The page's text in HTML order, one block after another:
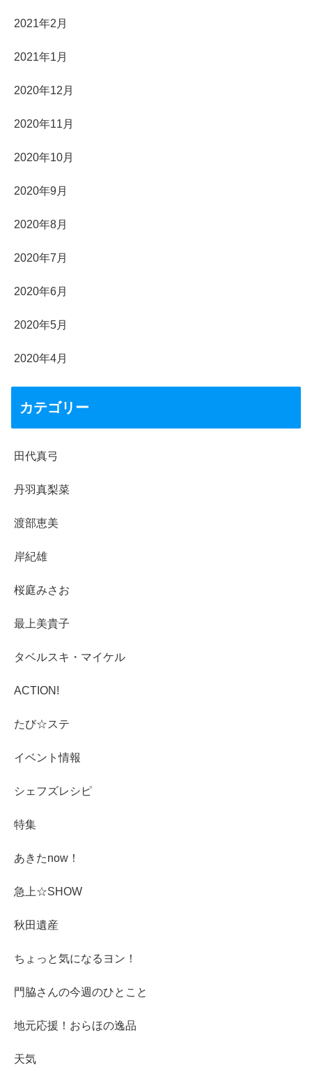
2021年2月
2021年1月
2020年12月
2020年11月
2020年10月
2020年9月
2020年8月
2020年7月
2020年6月
2020年5月
2020年4月
カテゴリー
田代真弓
丹羽真梨菜
渡部恵美
岸紀雄
桜庭みさお
最上美貴子
タベルスキ・マイケル
ACTION!
たび☆ステ
イベント情報
シェフズレシピ
特集
あきたnow！
急上☆SHOW
秋田遺産
ちょっと気になるヨン！
門脇さんの今週のひとこと
地元応援！おらほの逸品
天気